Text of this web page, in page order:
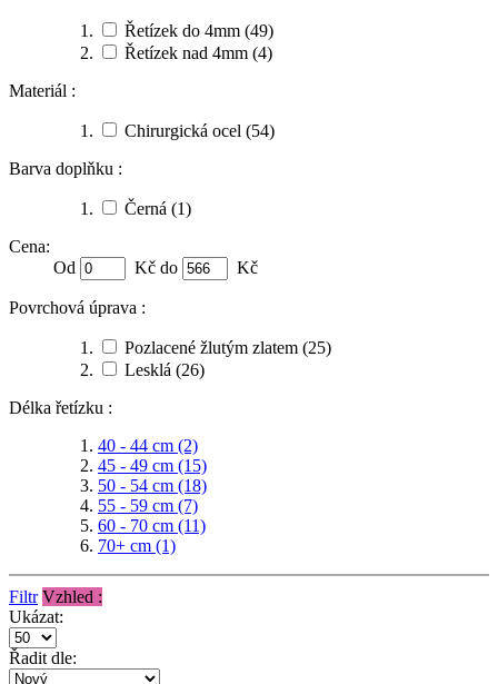
Řetízek do 4mm (49)
Řetízek nad 4mm (4)
Materiál :
Chirurgická ocel (54)
Barva doplňku :
Černá (1)
Cena:
Od
Kč do Kč
Povrchová úprava :
Pozlacené žlutým zlatem (25)
Lesklá (26)
Délka řetízku :
40 - 44 cm (2)
45 - 49 cm (15)
50 - 54 cm (18)
55 - 59 cm (7)
60 - 70 cm (11)
70+ cm (1)
Filtr Vzhled :
Ukázat:
Řadit dle: